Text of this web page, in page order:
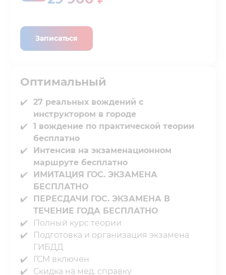
Записаться
Оптимальный
27 реальных вождений с
инструктором в городе
1 вождение по практической теории
бесплатно
Интенсив на экзаменационном
маршруте бесплатно
ИМИТАЦИЯ ГОС. ЭКЗАМЕНА
БЕСПЛАТНО⁣⁣
ПЕРЕСДАЧИ ГОС. ЭКЗАМЕНА В
ТЕЧЕНИЕ⁣⁣ ГОДА БЕСПЛАТНО
Полный курс теории⁣⁣
Подготовка и организация экзамена
ГИБДД⁣⁣
ГСМ включен⁣⁣
Скидка на мед. справку⁣⁣